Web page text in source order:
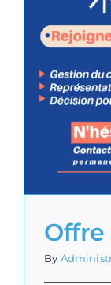
Offre
By